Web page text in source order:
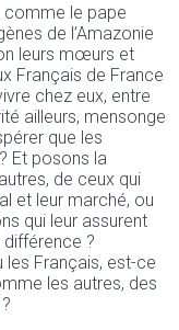
comme le pape
de l’Amazonie
leurs mœurs et
Français de France
chez eux, entre
ailleurs, mensonge
que les
Et posons la
de ceux qui
et leur marché, ou
qui leur assurent
différence ?
les Français, est-ce
les autres, des